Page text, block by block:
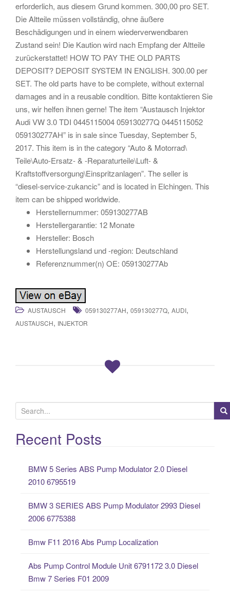
erforderlich, aus diesem Grund kommen. 300,00 pro SET.
Die Altteile müssen vollständig, ohne äußere
Beschädigungen und in einem wiederverwendbaren
Zustand sein! Die Kaution wird nach Empfang der Altteile
zurückerstattet! HOW TO PAY THE OLD PARTS
DEPOSIT? DEPOSIT SYSTEM IN ENGLISH. 300.00 per
SET. The old parts have to be complete, without external
damages and in a reusable condition. Bitte kontaktieren Sie
uns, wir helfen ihnen gerne! The item “Austausch Injektor
Audi VW 3.0 TDI 0445115004 059130277Q 0445115052
059130277AH” is in sale since Tuesday, September 5,
2017. This item is in the category “Auto & Motorrad\
Teile\Auto-Ersatz- & -Reparaturteile\Luft- &
Kraftstoffversorgung\Einspritzanlagen”. The seller is
“diesel-service-zukancic” and is located in Elchingen. This
item can be shipped worldwide.
Herstellernummer: 059130277AB
Herstellergarantie: 12 Monate
Hersteller: Bosch
Herstellungsland und -region: Deutschland
Referenznummer(n) OE: 059130277Ab
AUSTAUSCH 059130277AH, 059130277Q, AUDI,
AUSTAUSCH, INJEKTOR
e
a
rRecent Posts
BMW 5 Series ABS Pump Modulator 2.0 Diesel
2010 6795519
BMW 3 SERIES ABS Pump Modulator 2993 Diesel
2006 6775388
Bmw F11 2016 Abs Pump Localization
Abs Pump Control Module Unit 6791172 3.0 Diesel
Bmw 7 Series F01 2009